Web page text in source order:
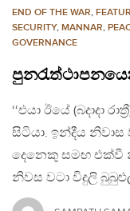
END OF THE WAR,
SECURITY, MANNAR,
GOVERNANCE
‘‘එයා ඊයේ (බදාදා
සිටියා. ඉන්දීය නිවාස
දෙනෙකු සමඟ එක්වී
නිවස වටා විදුලි